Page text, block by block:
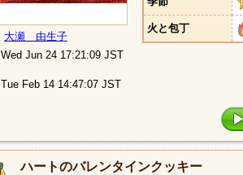
大瀬 由生子
Wed Jun 24 17:21:09 JST
Tue Feb 14 14:47:07 JST
火と包丁
ハートのバレンタインクッキー